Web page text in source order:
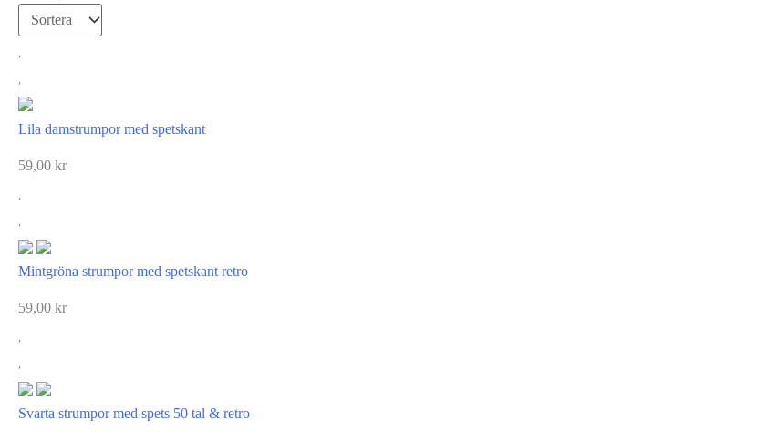
Lila damstrumpor med spetskant
59,00 kr
Mintgröna strumpor med spetskant retro
59,00 kr
Svarta strumpor med spets 50 tal & retro